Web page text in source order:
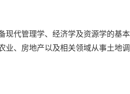
现代管理学、经济学及资源学的基
业、房地产以及相关领域从事土地